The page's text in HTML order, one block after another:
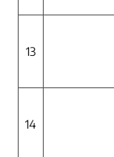
13
14